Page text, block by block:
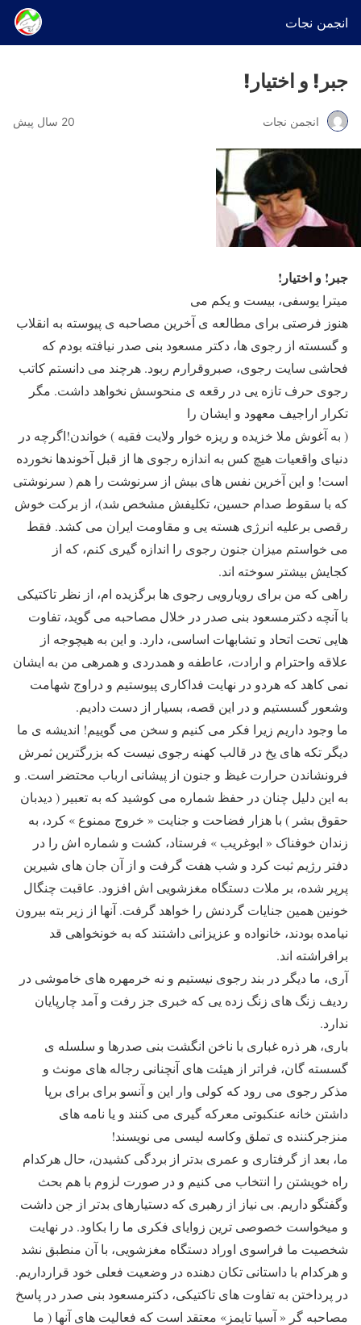
انجمن نجات
جبر! و اختیار!
انجمن نجات 20 سال پیش
جبر! و اختیار!
میترا یوسفی، بیست و یکم می
هنوز فرصتی برای مطالعه ی آخرین مصاحبه ی پیوسته به انقلاب
و گسسته از رجوی ها، دکتر مسعود بنی صدر نیافته بودم که
فحاشی سایت رجوی، صبروقرارم ربود. هرچند می دانستم کاتب
رجوی حرف تازه یی در رقعه ی منحوسش نخواهد داشت. مگر
تکرار اراجیف معهود و ایشان را
( به آغوش ملا خزیده و ریزه خوار ولایت فقیه ) خواندن!اگرچه در
دنیای واقعیات هیچ کس به اندازه رجوی ها از قبل آخوندها نخورده
است! و این آخرین نفس های بیش از سرنوشت را هم ( سرنوشتی
که با سقوط صدام حسین، تکلیفش مشخص شد)، از برکت خوش
رقصی برعلیه انرژی هسته یی و مقاومت ایران می کشد. فقط
می خواستم میزان جنون رجوی را اندازه گیری کنم، که از
کجایش بیشتر سوخته اند.
راهی که من برای رویارویی رجوی ها برگزیده ام، از نظر تاکتیکی
با آنچه دکترمسعود بنی صدر در خلال مصاحبه می گوید، تفاوت
هایی تحت اتحاد و تشابهات اساسی، دارد. و این به هیچوجه از
علاقه واحترام و ارادت، عاطفه و همدردی و همرهی من به ایشان
نمی کاهد که هردو در نهایت فداکاری پیوستیم و دراوج شهامت
وشعور گسستیم و در این قصه، بسیار از دست دادیم.
ما وجود داریم زیرا فکر می کنیم و سخن می گوییم! اندیشه ی ما
دیگر تکه های یخ در قالب کهنه رجوی نیست که بزرگترین ثمرش
فرونشاندن حرارت غیظ و جنون از پیشانی ارباب محتضر است. و
به این دلیل چنان در حفظ شماره می کوشید که به تعبیر ( دیدبان
حقوق بشر ) با هزار فضاحت و جنایت « خروج ممنوع » کرد، به
زندان خوفناک « ابوغریب » فرستاد، کشت و شماره اش را در
دفتر رژیم ثبت کرد و شب هفت گرفت و از آن جان های شیرین
پرپر شده، بر ملات دستگاه مغزشویی اش افزود. عاقبت چنگال
خونین همین جنایات گردنش را خواهد گرفت. آنها از زیر بته بیرون
نیامده بودند، خانواده و عزیزانی داشتند که به خونخواهی قد
برافراشته اند.
آری، ما دیگر در بند رجوی نیستیم و نه خرمهره های خاموشی در
ردیف زنگ های زنگ زده یی که خبری جز رفت و آمد چارپایان
ندارد.
باری، هر ذره غباری با ناخن انگشت بنی صدرها و سلسله ی
گسسته گان، فراتر از هیئت های آنچنانی رجاله های مونث و
مذکر رجوی می رود که کولی وار این و آنسو برای برای برپا
داشتن خانه عنکبوتی معرکه گیری می کنند و یا نامه های
منزجرکننده ی تملق وکاسه لیسی می نویسند!
ما، بعد از گرفتاری و عمری بدتر از بردگی کشیدن، حال هرکدام
راه خویشتن را انتخاب می کنیم و در صورت لزوم با هم بحث
وگفتگو داریم. بی نیاز از رهبری که دستیارهای بدتر از جن داشت
و میخواست خصوصی ترین زوایای فکری ما را بکاود. در نهایت
شخصیت ما فراسوی اوراد دستگاه مغزشویی، با آن منطبق نشد
و هرکدام با داستانی تکان دهنده در وضعیت فعلی خود قرارداریم.
در پرداختن به تفاوت های تاکتیکی، دکترمسعود بنی صدر در پاسخ
مصاحبه گر « آسیا تایمز» معتقد است که فعالیت های آنها ( ما